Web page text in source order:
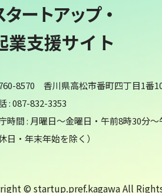
タートアップ・
業支援サイト
8570 香川県高松市番町四丁目1番
: 087-832-3353
時間 : 月曜日～金曜日・午前8時30分
休日・年末年始を除く）
© startup.pref.kagawa All